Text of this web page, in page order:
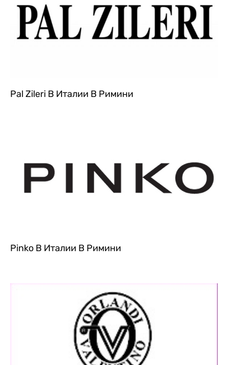
Pal Zileri В Италии В Римини
Pinko В Италии В Римини